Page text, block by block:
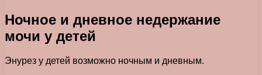
Ночное и дневное недержание
мочи у детей
Энурез у детей возможно ночным и дневным.